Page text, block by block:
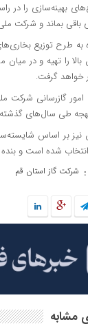
بهینه‌سازی را در
باقی بماند و شرکت
به طرح توزیع
بالا را تهیه و در
خواهد گرفت.
گازرسانی شرکت
طی سال‌های گذشته
نیز بر اساس
شده است و بنده
شرکت گاز استان قم
مشابه